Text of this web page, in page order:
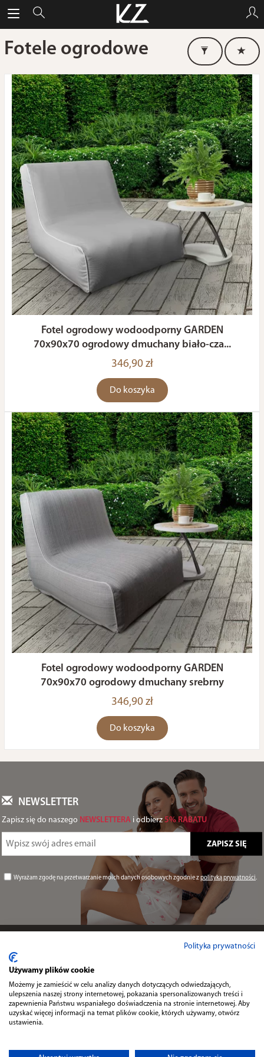
Fotele ogrodowe
Fotel ogrodowy wodoodporny GARDEN
70x90x70 ogrodowy dmuchany biało-cza...
346,90 zł
Do koszyka
Fotel ogrodowy wodoodporny GARDEN
70x90x70 ogrodowy dmuchany srebrny
346,90 zł
Do koszyka
NEWSLETTER
Zapisz się do naszego NEWSLETTERA i odbierz 5% RABATU
Wyrażam zgodę na przetwarzanie moich danych osobowych zgodnie zpolityką prywatności.
Przydatne
Kontakt
Polityka prywatności
Używamy plików cookie
Możemy je zamieścić w celu analizy danych dotyczących odwiedzających,
ulepszenia naszej strony internetowej, pokazania spersonalizowanych treści i
zapewnienia Państwu wspaniałego doświadczenia na stronie internetowej. Aby
uzyskać więcej informacji na temat plików cookie, których używamy, otwórz
ustawienia.